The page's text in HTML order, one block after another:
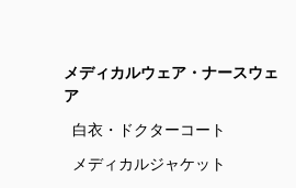
メディカルウェア・ナースウェ
ア
白衣・ドクターコート
メディカルジャケット